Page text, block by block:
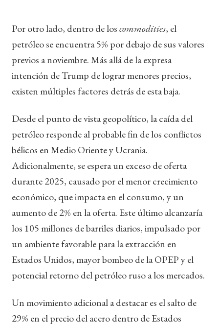
Por otro lado, dentro de loscommodities, el
petróleo se encuentra 5% por debajo de sus valores
previos a noviembre. Más allá de la expresa
intención de Trump de lograr menores precios,
existen múltiples factores detrás de esta baja.
Desde el punto de vista geopolítico, la caída del
petróleo responde al probable fin de los conflictos
bélicos en Medio Oriente y Ucrania.
Adicionalmente, se espera un exceso de oferta
durante 2025, causado por el menor crecimiento
económico, que impacta en el consumo, y un
aumento de 2% en la oferta. Este último alcanzaría
los 105 millones de barriles diarios, impulsado por
un ambiente favorable para la extracción en
Estados Unidos, mayor bombeo de la OPEP y el
potencial retorno del petróleo ruso a los mercados.
Un movimiento adicional a destacar es el salto de
29% en el precio del acero dentro de Estados